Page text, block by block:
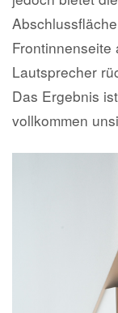
Frontinnenseite
Lautsprecher
Das Ergebnis
vollkommen